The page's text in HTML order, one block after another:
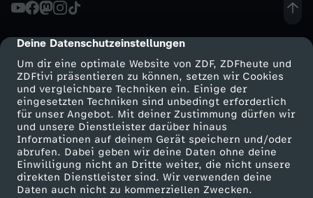
cmp-dialog-description
Deine Datenschutzeinstellungen
Um dir eine optimale Website von ZDF, ZDFheute und
ZDFtivi präsentieren zu können, setzen wir Cookies
und vergleichbare Techniken ein. Einige der
eingesetzten Techniken sind unbedingt erforderlich
für unser Angebot. Mit deiner Zustimmung dürfen wir
und unsere Dienstleister darüber hinaus
Informationen auf deinem Gerät speichern und/oder
abrufen. Dabei geben wir deine Daten ohne deine
Einwilligung nicht an Dritte weiter, die nicht unsere
direkten Dienstleister sind. Wir verwenden deine
Daten auch nicht zu kommerziellen Zwecken.
Mehr ZDF
ZDF-Apps
Smart TV
ZDFtext
Service
ZDFmitreden
Kontakt zum ZDF
Tickets